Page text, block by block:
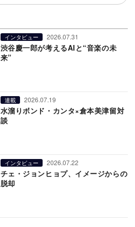
インタビュー 2026.07.31
渋谷慶一郎が考えるAIと“音楽の未
来”
連載 2026.07.19
水溜りボンド・カンタ×倉本美津留対
談
インタビュー 2026.07.22
チェ・ジョンヒョプ、イメージからの
脱却